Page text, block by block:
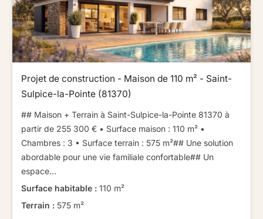
Projet de construction - Maison de 110 m² - Saint-
Sulpice-la-Pointe (81370)
## Maison + Terrain à Saint-Sulpice-la-Pointe 81370 à
partir de 255 300 € ​ ​• Surface maison : 110 m² •
Chambres : 3 • Surface terrain : 575 m²​ ​​ ​## Une solution
abordable pour une vie familiale confortable​ ​​ ​## Un
espace...
Surface habitable : 110 m²
Terrain : 575 m²